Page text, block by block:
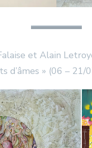
et Alain
d’âmes » (06 – 21/